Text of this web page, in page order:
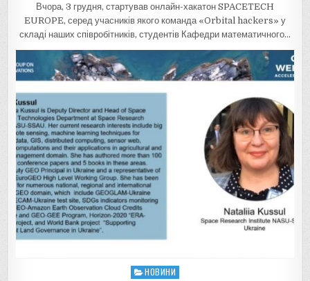
Вчора, 3 грудня, стартував онлайн-хакатон SPACETECH
EUROPE, серед учасників якого команда «Orbital hackers» у
складі наших співробітників, студентів Кафедри математичного…
Posted
НОВИНИ